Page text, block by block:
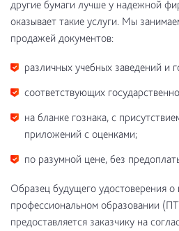
другие бумаги лучше у надежной
оказывает такие услуги. Мы
продажей документов:
различных учебных заведений и
соответствующих
на бланке гознака, с
приложений с оценками;
по разумной цене, без
Образец будущего удостоверения о
профессиональном образовании
предоставляется заказчику на